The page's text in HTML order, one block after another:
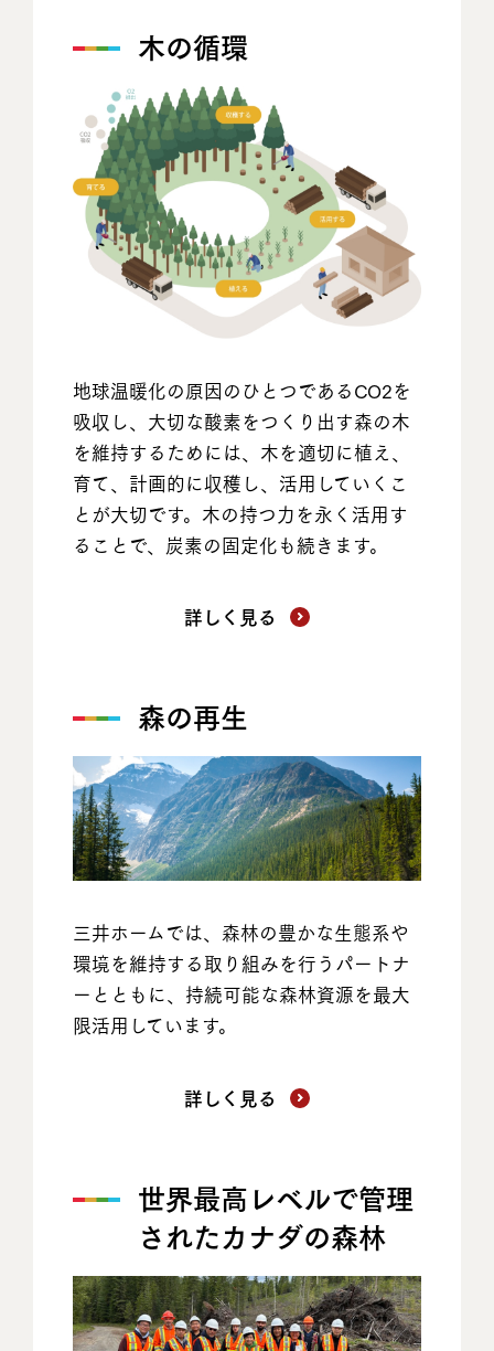
木の循環
地球温暖化の原因のひとつであるCO2を
吸収し、大切な酸素をつくり出す森の木
を維持するためには、木を適切に植え、
育て、計画的に収穫し、活用していくこ
とが大切です。木の持つ力を永く活用す
ることで、炭素の固定化も続きます。
詳しく見る
森の再生
三井ホームでは、森林の豊かな生態系や
環境を維持する取り組みを行うパートナ
ーとともに、持続可能な森林資源を最大
限活用しています。
詳しく見る
世界最高レベルで管理
されたカナダの森林